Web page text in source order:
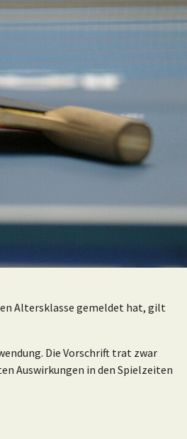
Altersklasse gemeldet hat, gilt
Die Vorschrift trat zwar
Auswirkungen in den Spielzeiten